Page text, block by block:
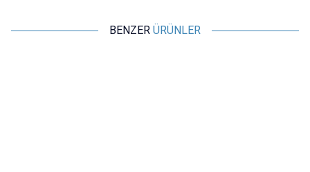
BENZER ÜRÜNLER